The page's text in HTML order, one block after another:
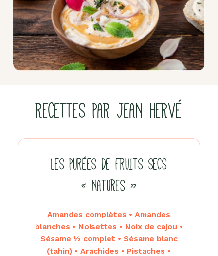
RECETTES PAR JEAN HERVÉ
LES PURÉES DE FRUITS SECS
« NATURES »
Amandes complètes • Amandes
blanches • Noisettes • Noix de cajou •
Sésame ½ complet • Sésame blanc
(tahin) • Arachides • Pistaches •